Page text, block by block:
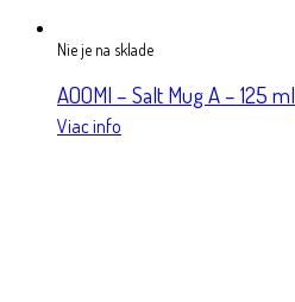
Nie je na sklade
AOOMI – Salt Mug A – 125 ml
Viac info